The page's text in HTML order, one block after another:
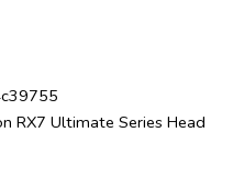
RX7 Ultimate Series Head